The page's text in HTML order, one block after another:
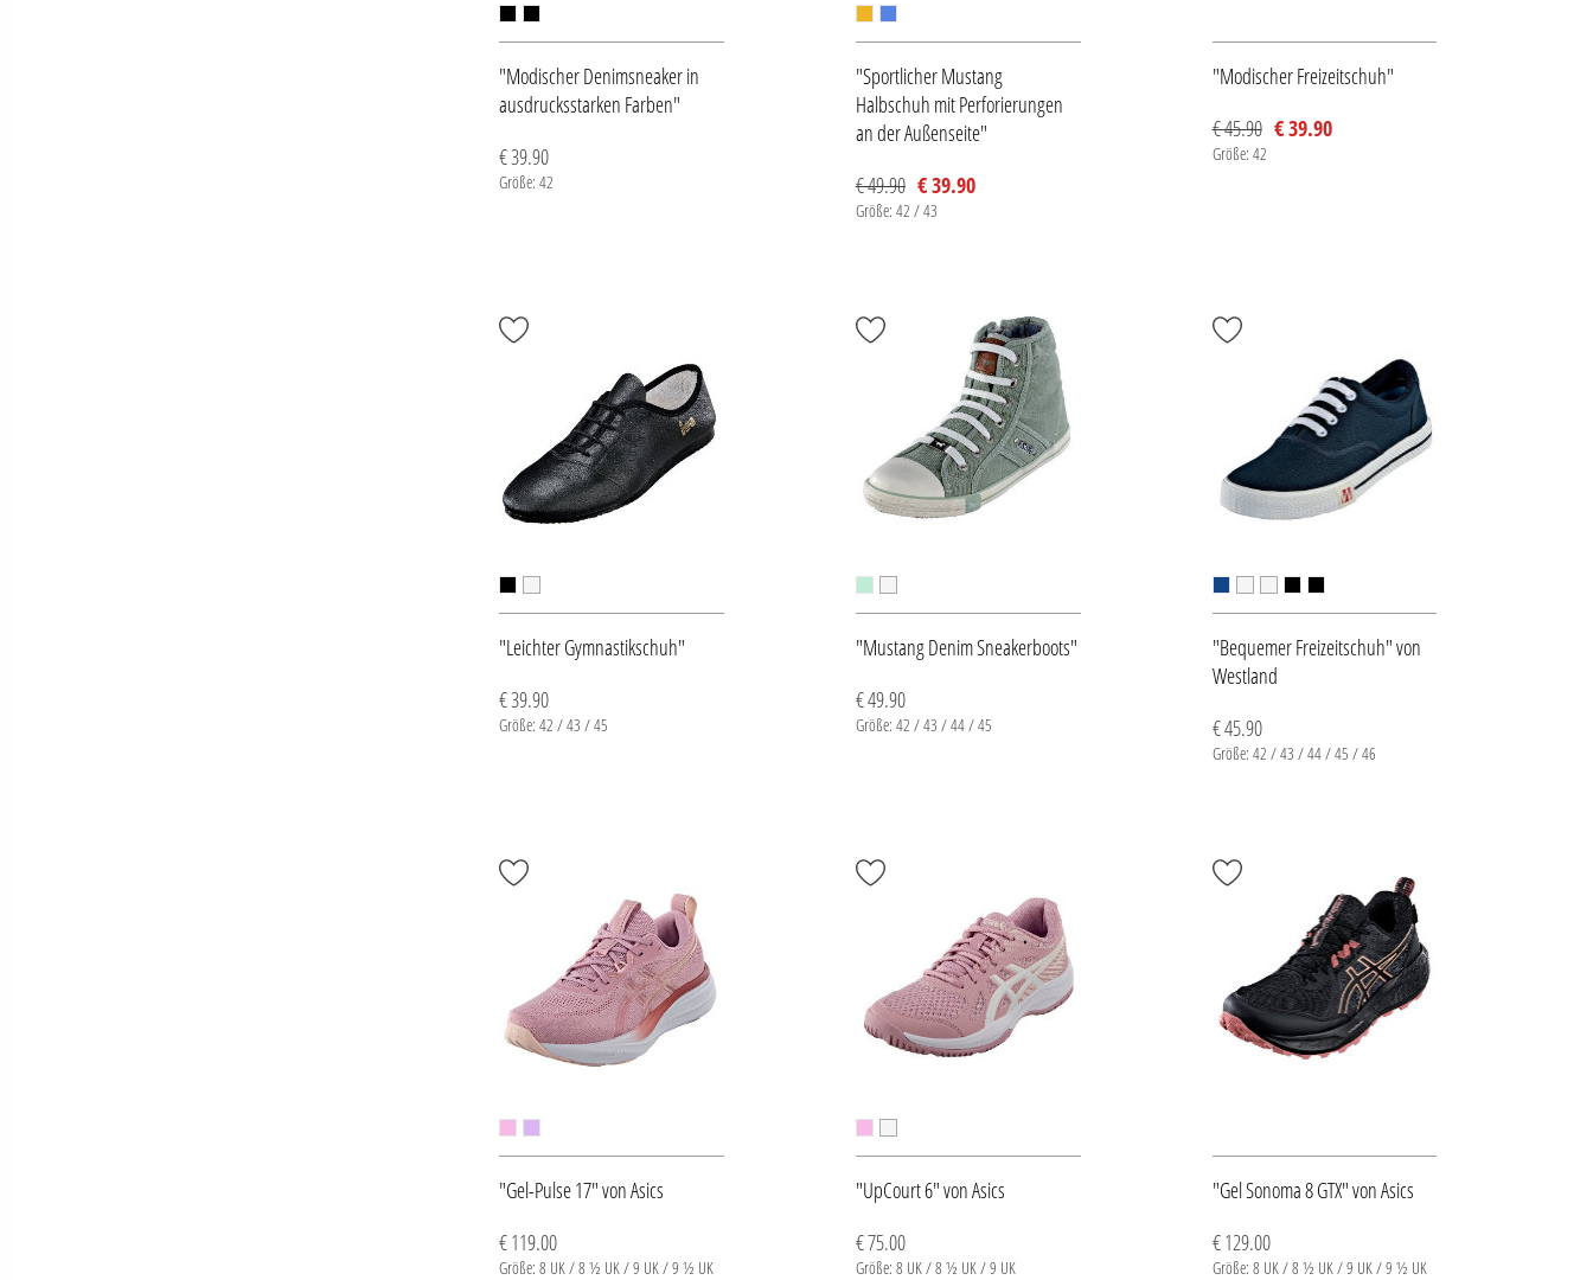
"Modischer Denimsneaker in
ausdrucksstarken Farben"
€ 39.90
Größe: 42
"Sportlicher Mustang
Halbschuh mit Perforierungen
an der Außenseite"
€ 49.90 € 39.90
Größe: 42 / 43
"Modischer Freizeitschuh"
€ 45.90 € 39.90
Größe: 42
"Leichter Gymnastikschuh"
€ 39.90
Größe: 42 / 43 / 45
"Mustang Denim Sneakerboots"
€ 49.90
Größe: 42 / 43 / 44 / 45
"Bequemer Freizeitschuh" von
Westland
€ 45.90
Größe: 42 / 43 / 44 / 45 / 46
"Gel-Pulse 17" von Asics
€ 119.00
Größe: 8 UK / 8 ½ UK / 9 UK / 9 ½ UK
"UpCourt 6" von Asics
€ 75.00
Größe: 8 UK / 8 ½ UK / 9 UK
"Gel Sonoma 8 GTX" von Asics
€ 129.00
Größe: 8 UK / 8 ½ UK / 9 UK / 9 ½ UK